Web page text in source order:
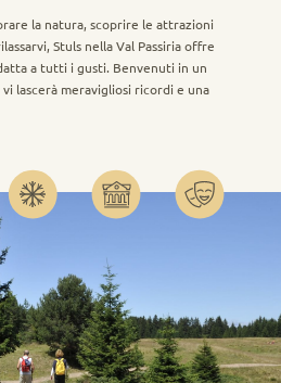
la natura, scoprire le attrazioni
Stuls nella Val Passiria offre
a tutti i gusti. Benvenuti in un
lascerà meravigliosi ricordi e una